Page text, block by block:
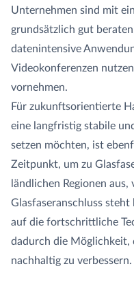
Unternehmen sind mit
grundsätzlich gut
datenintensive
Videokonferenzen
vornehmen.
Für zukunftsorientierte
eine langfristig stabile
setzen möchten, ist
Zeitpunkt, um zu
ländlichen Regionen
Glasfaseranschluss
auf die fortschrittliche
dadurch die
nachhaltig zu verbessern.